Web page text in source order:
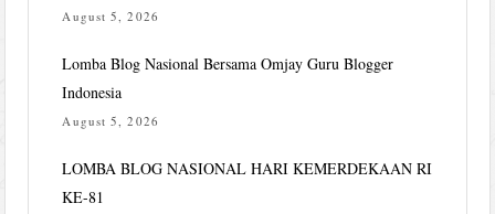
August 5, 2026
Lomba Blog Nasional Bersama Omjay Guru Blogger
Indonesia
August 5, 2026
LOMBA BLOG NASIONAL HARI KEMERDEKAAN RI
KE-81